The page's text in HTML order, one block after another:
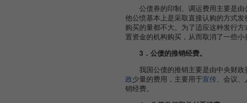
公债券的印制、调运费用主要是由
他公愤基本上是采取直接认购的方式发
购买的量都不大。为了适应这种发行
置资金的机构购买，从而取消了一些
3．公债的推销经费。
我国公债的推销主要是由中央财政
政少量的费用，主要用于宣传 、会议
销经费。